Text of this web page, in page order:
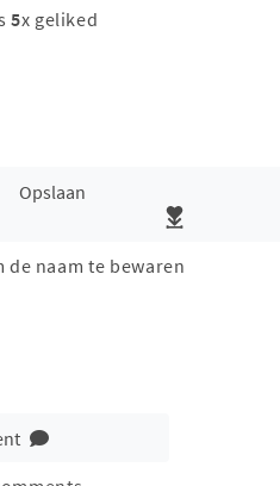
5x geliked
Opslaan
de naam te bewaren